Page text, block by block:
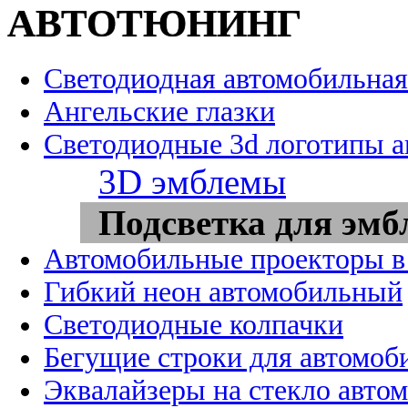
АВТОТЮНИНГ
Светодиодная
Ангельские глазки
Светодиодные 3d логотипы
3D эмблемы
Подсветка для
Автомобильные проекторы
Гибкий неон автомобильный
Светодиодные колпачки
Бегущие строки для
Эквалайзеры на стекло